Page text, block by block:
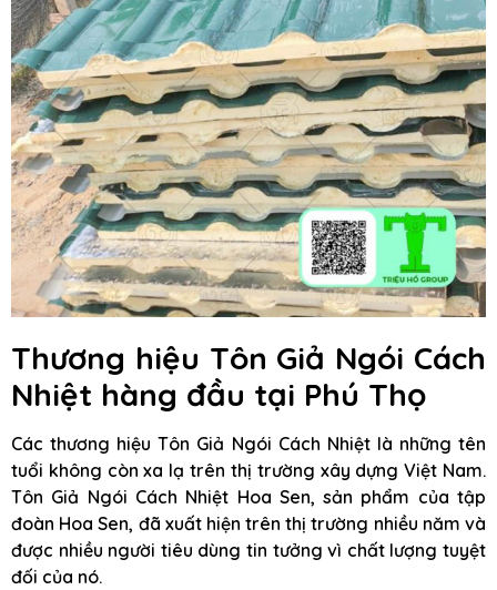
Thương hiệu Tôn Giả Ngói Cách
Nhiệt hàng đầu tại Phú Thọ
Các thương hiệu Tôn Giả Ngói Cách Nhiệt là những tên
tuổi không còn xa lạ trên thị trường xây dựng Việt Nam.
Tôn Giả Ngói Cách Nhiệt Hoa Sen, sản phẩm của tập
đoàn Hoa Sen, đã xuất hiện trên thị trường nhiều năm và
được nhiều người tiêu dùng tin tưởng vì chất lượng tuyệt
đối của nó.